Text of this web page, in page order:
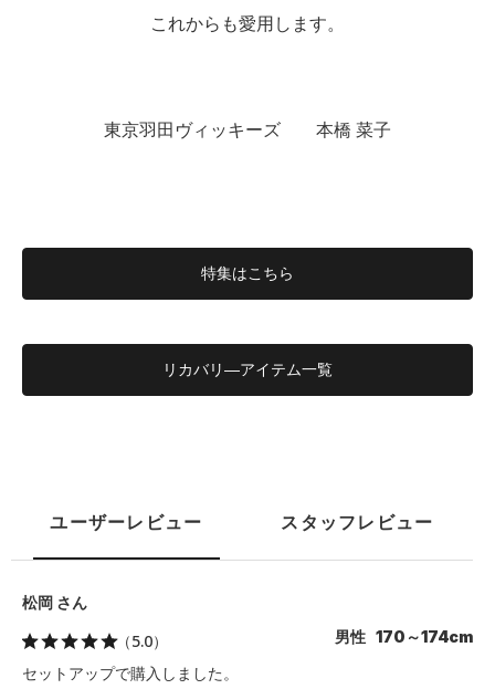
これからも愛用します。
東京羽田ヴィッキーズ 本橋 菜子
特集はこちら
リカバリ―アイテム一覧
ユーザーレビュー スタッフレビュー
松岡 さん
（5.0）
男性 170～174cm
セットアップで購入しました。